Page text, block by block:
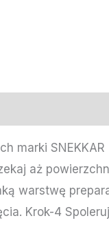
marki SNEKKAR
aż
warstwę
Krok-4 Spoleruj